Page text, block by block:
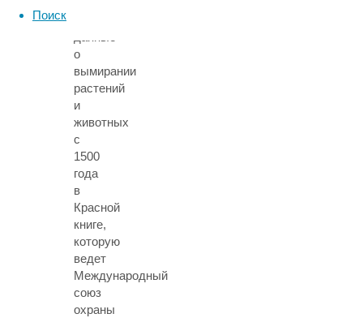
Поиск
о
вымирании
растений
и
животных
с
1500
года
в
Красной
книге,
которую
ведет
Международный
союз
охраны